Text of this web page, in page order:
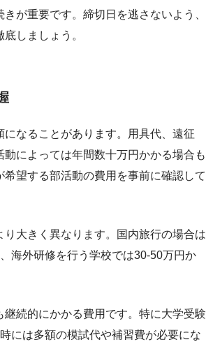
が重要です。締切日を逃さないよう、
しましょう。
になることがあります。用具代、遠征
動によっては年間数十万円かかる場合も
希望する部活動の費用を事前に確認して
り大きく異なります。国内旅行の場合は
海外研修を行う学校では30-50万円か
継続的にかかる費用です。特に大学受験
には多額の模試代や補習費が必要にな